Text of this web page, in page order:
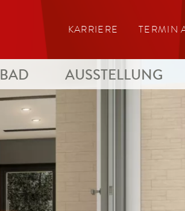
KARRIERE TERMIN
BAD AUSSTELLUNG